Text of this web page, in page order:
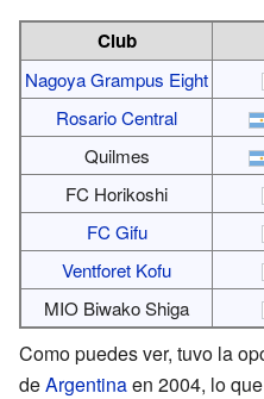
Club
Nagoya Grampus Eight
Rosario Central
Quilmes
FC Horikoshi
FC Gifu
Ventforet Kofu
MIO Biwako Shiga
Como puedes ver, tuvo la
deArgentinaen 2004, lo